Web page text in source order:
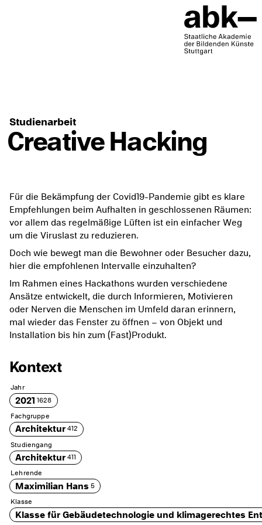
Studienarbeit
Creative Hacking
Für die Bekämpfung der Covid19-Pandemie gibt es klare
Empfehlungen beim Aufhalten in geschlossenen Räumen:
vor allem das regelmäßige Lüften ist ein einfacher Weg
um die Viruslast zu reduzieren.
Doch wie bewegt man die Bewohner oder Besucher dazu,
hier die empfohlenen Intervalle einzuhalten?
Im Rahmen eines Hackathons wurden verschiedene
Ansätze entwickelt, die durch Informieren, Motivieren
oder Nerven die Menschen im Umfeld daran erinnern,
mal wieder das Fenster zu öffnen – von Objekt und
Installation bis hin zum (Fast)Produkt.
Kontext
Jahr
2021 1628
Fachgruppe
Architektur412
Studiengang
Architektur411
Lehrende
Maximilian Hans 5
Klasse
Klasse für Gebäudetechnologie und klimagerechtes